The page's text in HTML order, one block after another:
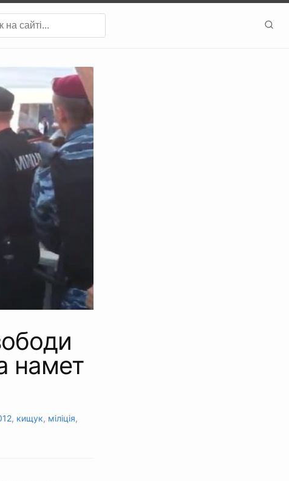
намет
, кищук, міліція,